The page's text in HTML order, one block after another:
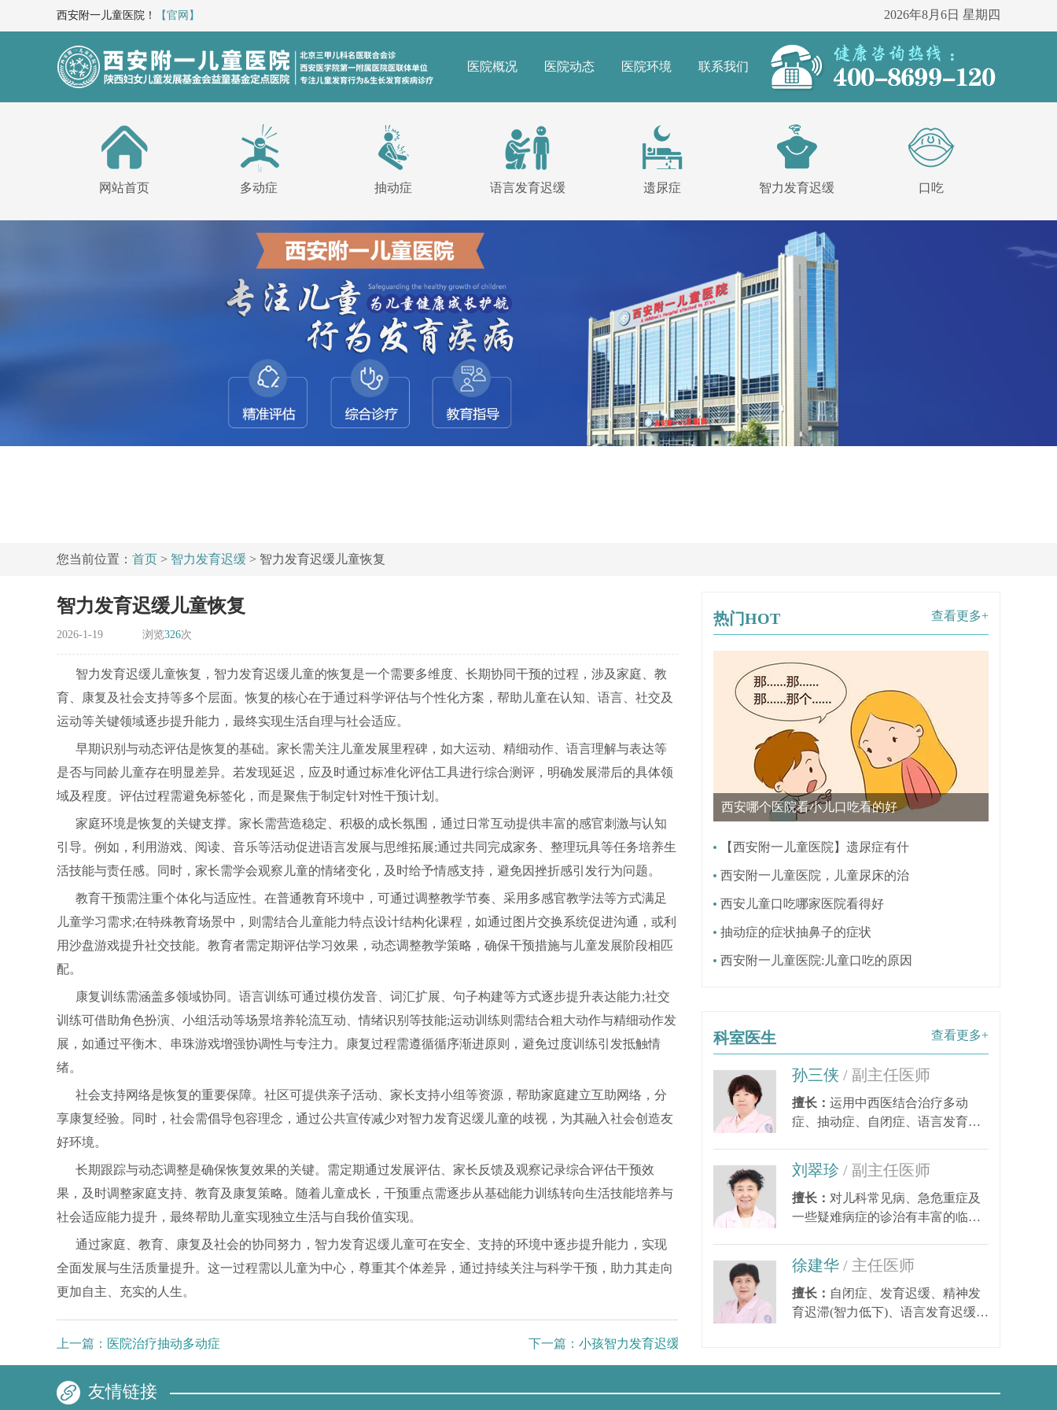
西安附一儿童医院！ 【官网】 2026年8月6日 星期四
医院概况 医院动态 医院环境 联系我们
网站首页 多动症 抽动症 语言发育迟缓 遗尿症 智力发育迟缓 口吃
您当前位置： 首页 > 智力发育迟缓 > 智力发育迟缓儿童恢复
智力发育迟缓儿童恢复
2026-1-19 浏览326次
智力发育迟缓儿童恢复，智力发育迟缓儿童的恢复是一个需要多维度、长期协同干预的过程，涉及家庭、教
育、康复及社会支持等多个层面。恢复的核心在于通过科学评估与个性化方案，帮助儿童在认知、语言、社交及
运动等关键领域逐步提升能力，最终实现生活自理与社会适应。
早期识别与动态评估是恢复的基础。家长需关注儿童发展里程碑，如大运动、精细动作、语言理解与表达等
是否与同龄儿童存在明显差异。若发现延迟，应及时通过标准化评估工具进行综合测评，明确发展滞后的具体领
域及程度。评估过程需避免标签化，而是聚焦于制定针对性干预计划。
家庭环境是恢复的关键支撑。家长需营造稳定、积极的成长氛围，通过日常互动提供丰富的感官刺激与认知
引导。例如，利用游戏、阅读、音乐等活动促进语言发展与思维拓展;通过共同完成家务、整理玩具等任务培养生
活技能与责任感。同时，家长需学会观察儿童的情绪变化，及时给予情感支持，避免因挫折感引发行为问题。
教育干预需注重个体化与适应性。在普通教育环境中，可通过调整教学节奏、采用多感官教学法等方式满足
儿童学习需求;在特殊教育场景中，则需结合儿童能力特点设计结构化课程，如通过图片交换系统促进沟通，或利
用沙盘游戏提升社交技能。教育者需定期评估学习效果，动态调整教学策略，确保干预措施与儿童发展阶段相匹
配。
康复训练需涵盖多领域协同。语言训练可通过模仿发音、词汇扩展、句子构建等方式逐步提升表达能力;社交
训练可借助角色扮演、小组活动等场景培养轮流互动、情绪识别等技能;运动训练则需结合粗大动作与精细动作发
展，如通过平衡木、串珠游戏增强协调性与专注力。康复过程需遵循循序渐进原则，避免过度训练引发抵触情
绪。
社会支持网络是恢复的重要保障。社区可提供亲子活动、家长支持小组等资源，帮助家庭建立互助网络，分
享康复经验。同时，社会需倡导包容理念，通过公共宣传减少对智力发育迟缓儿童的歧视，为其融入社会创造友
好环境。
长期跟踪与动态调整是确保恢复效果的关键。需定期通过发展评估、家长反馈及观察记录综合评估干预效
果，及时调整家庭支持、教育及康复策略。随着儿童成长，干预重点需逐步从基础能力训练转向生活技能培养与
社会适应能力提升，最终帮助儿童实现独立生活与自我价值实现。
通过家庭、教育、康复及社会的协同努力，智力发育迟缓儿童可在安全、支持的环境中逐步提升能力，实现
全面发展与生活质量提升。这一过程需以儿童为中心，尊重其个体差异，通过持续关注与科学干预，助力其走向
更加自主、充实的人生。
上一篇： 医院治疗抽动多动症 下一篇： 小孩智力发育迟缓的原因
查看更多+
热门HOT
西安哪个医院看小儿口吃看的好
【西安附一儿童医院】遗尿症有什
西安附一儿童医院，儿童尿床的治
西安儿童口吃哪家医院看得好
抽动症的症状抽鼻子的症状
西安附一儿童医院:儿童口吃的原因
查看更多+
科室医生
孙三侠 / 副主任医师
擅长： 运用中西医结合治疗多动
症、抽动症、自闭症、语言发育迟
刘翠珍 / 副主任医师
擅长： 对儿科常见病、急危重症及
一些疑难病症的诊治有丰富的临床
徐建华 / 主任医师
擅长： 自闭症、发育迟缓、精神发
育迟滞(智力低下)、语言发育迟缓、
友情链接